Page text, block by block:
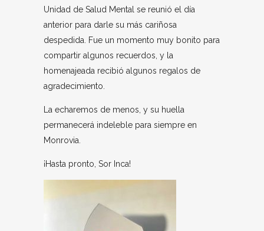
Unidad de Salud Mental se reunió el día
anterior para darle su más cariñosa
despedida. Fue un momento muy bonito para
compartir algunos recuerdos, y la
homenajeada recibió algunos regalos de
agradecimiento.
La echaremos de menos, y su huella
permanecerá indeleble para siempre en
Monrovia.
¡Hasta pronto, Sor Inca!